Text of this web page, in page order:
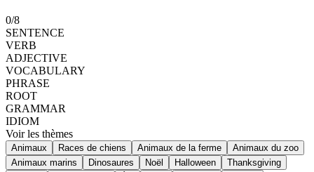
0/8
SENTENCE
VERB
ADJECTIVE
VOCABULARY
PHRASE
ROOT
GRAMMAR
IDIOM
Voir les thèmes
Animaux Races de chiens Animaux de la ferme
Animaux du zoo
Animaux marins
Dinosaures Noël Halloween
Thanksgiving